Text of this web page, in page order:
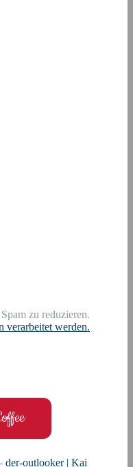
zu reduzieren.
verarbeitet werden.
der-outlooker | Kai